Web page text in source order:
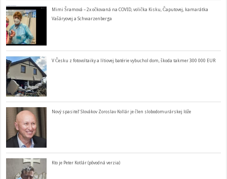
Mimi Šramová – 2x očkovaná na COVID, volička Kisku, Čaputovej, kamarátka
Vašáryovej a Schwarzenberga
V Česku z fotovoltaiky a lítiovej batérie vybuchol dom, škoda takmer 300 000 EUR
Nový spasiteľ Slovákov Zoroslav Kollár je člen slobodomurárskej lóže
Kto je Peter Kotlár (pôvodná verzia)